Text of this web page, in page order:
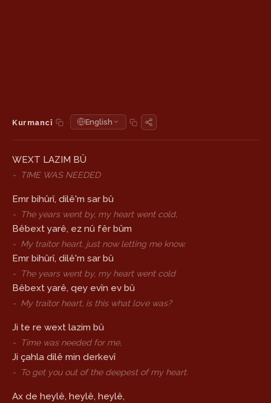
Kurmancî · English
WEXT LAZIM BÛ
- TIME WAS NEEDED
Emr bihûrî, dilê'm sar bû
- The years went by, my heart went cold,
Bêbext yarê, ez nû fêr bûm
- My traitor heart, just now letting me know.
Emr bihûrî, dilê'm sar bû
- The years went by, my heart went cold
Bêbext yarê, qey evîn ev bû
- My traitor heart, is this what love was?
Ji te re wext lazim bû
- Time was needed for me,
Ji çahla dilê min derkevî
- To get you out of the deepest of my heart.
Ax de heylê, heylê, heylê,